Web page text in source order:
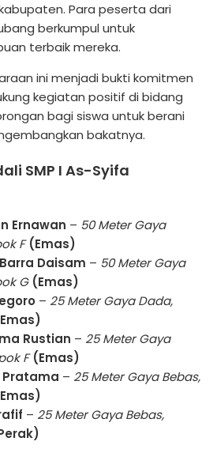
Para peserta dari
berkumpul untuk
terbaik mereka.
ini menjadi bukti komitmen
kegiatan positif di bidang
bagi siswa untuk berani
bakatnya.
SMP I As-Syifa
Ernawan – 50 Meter Gaya
F (Emas)
Daisam – 50 Meter Gaya
G (Emas)
– 25 Meter Gaya Dada,
Rustian – 25 Meter Gaya
F (Emas)
Pratama – 25 Meter Gaya Bebas,
– 25 Meter Gaya Bebas,